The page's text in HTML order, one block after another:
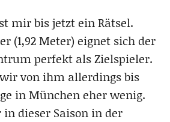
mir bis jetzt ein Rätsel.
(1,92 Meter) eignet sich der
perfekt als Zielspieler.
von ihm allerdings bis
in München eher wenig.
dieser Saison in der